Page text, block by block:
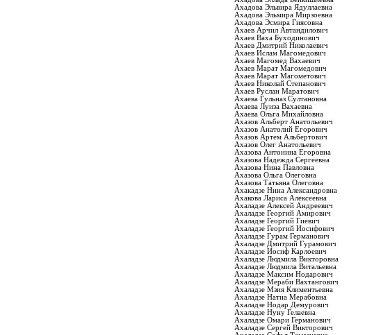
Ахадова Эльвира Ядуллаевна
Ахадова Эльмира Мирзоевна
Ахадова Эсмира Гиясовна
Ахаев Арчил Автандилович
Ахаев Ваха Буходинович
Ахаев Дмитрий Николаевич
Ахаев Ислам Магомедович
Ахаев Магомед Вахаевич
Ахаев Марат Магомедович
Ахаев Марат Магометович
Ахаев Николай Степанович
Ахаев Руслан Маратович
Ахаева Гульназ Султановна
Ахаева Луиза Вахаевна
Ахаева Ольга Михайловна
Ахазов Альберт Анатольевич
Ахазов Анатолий Егорович
Ахазов Артем Альбертович
Ахазов Олег Анатольевич
Ахазова Антонина Егоровна
Ахазова Надежда Сергеевна
Ахазова Нина Павловна
Ахазова Ольга Олеговна
Ахазова Татьяна Олеговна
Ахакадзе Нина Александровна
Ахакова Лариса Алексеевна
Ахаладзе Алексей Андреевич
Ахаладзе Георгий Амирович
Ахаладзе Георгий Гиевич
Ахаладзе Георгий Иосифович
Ахаладзе Гурам Германович
Ахаладзе Дмитрий Гурамович
Ахаладзе Иосиф Карлоевич
Ахаладзе Людмила Викторовна
Ахаладзе Людмила Витальевна
Ахаладзе Максим Нодарович
Ахаладзе Мераби Вахтангович
Ахаладзе Мзия Климентьевна
Ахаладзе Натиа Мерабовна
Ахаладзе Нодар Демурович
Ахаладзе Нуну Гелаевна
Ахаладзе Омари Германович
Ахаладзе Сергей Викторович